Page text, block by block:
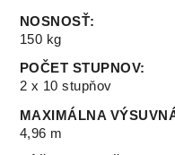
NOSNOSŤ:
150 kg
POČET STUPNOV:
2 x 10 stupňov
MAXIMÁLNA
4,96 m